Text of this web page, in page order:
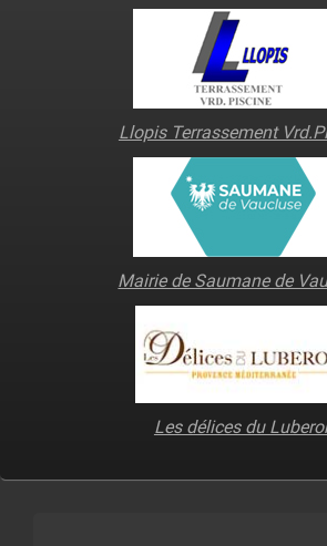
Llopis Terrassement
Mairie de Saumane de
Les délices du